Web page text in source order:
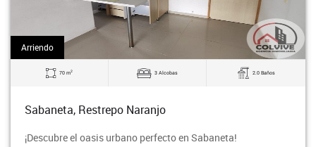
Arriendo
70 m2 3 Alcobas 2.0 Baños
Sabaneta, Restrepo Naranjo
¡Descubre el oasis urbano perfecto en Sabaneta!